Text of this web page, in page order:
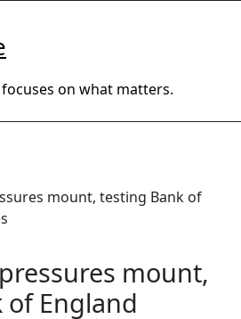
on what matters.
mount, testing Bank of
mount,
England